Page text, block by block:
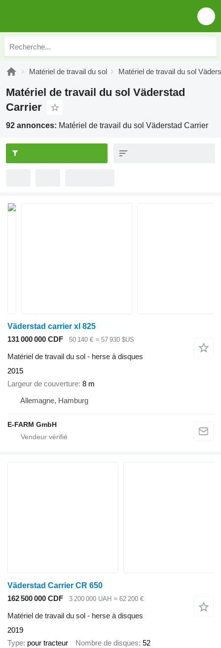
Matériel de travail du sol Matériel de travail du sol
Matériel de travail du sol Väderstad
Carrier
92 annonces: Matériel de travail du sol Väderstad Carrier
Väderstad carrier xl 825
131 000 000 CDF
50 140 € ≈ 57 930 $US
Matériel de travail du sol - herse à disques
2015
Largeur de couverture 8 m
Allemagne, Hamburg
E-FARM GmbH
Väderstad Carrier CR 650
162 500 000 CDF
3 200 000 UAH ≈ 62 200 €
Matériel de travail du sol - herse à disques
2019
Type pour tracteur Nombre de disques 52